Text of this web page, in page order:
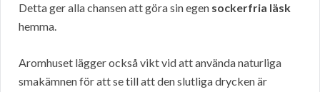
Detta ger alla chansen att göra sin egen sockerfria läsk
hemma.
Aromhuset lägger också vikt vid att använda naturliga
smakämnen för att se till att den slutliga drycken är